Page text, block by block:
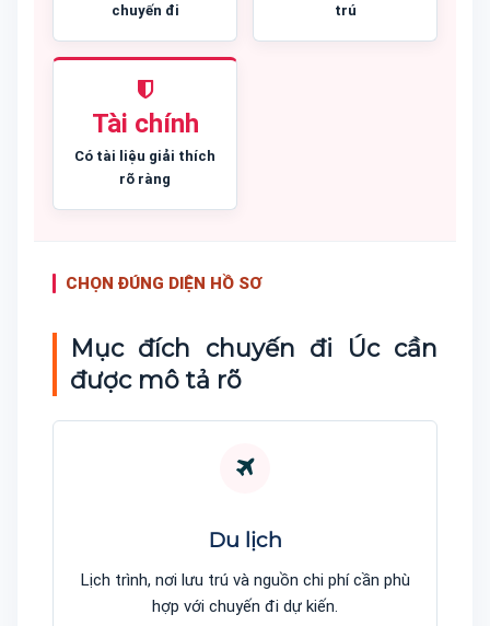
chuyến đi
trú
Tài chính
Có tài liệu giải thích
rõ ràng
CHỌN ĐÚNG DIỆN HỒ SƠ
Mục đích chuyến đi Úc cần
được mô tả rõ
Du lịch
Lịch trình, nơi lưu trú và nguồn chi phí cần phù
hợp với chuyến đi dự kiến.